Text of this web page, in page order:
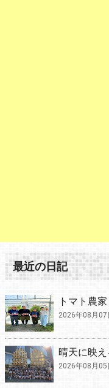
最近の日記
トマト農
2026年08月07
晴天に映え
2026年08月05